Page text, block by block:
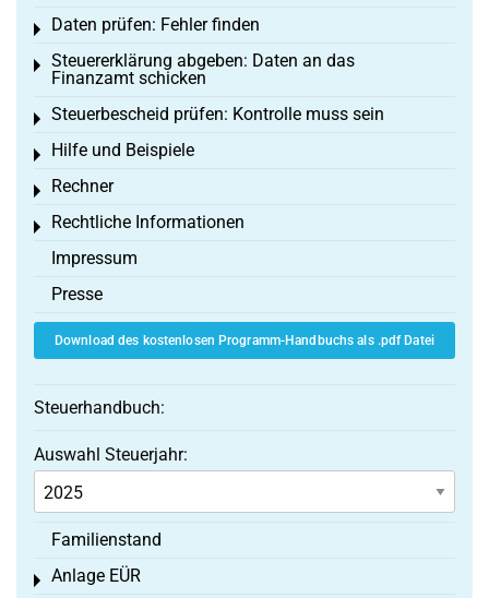
Daten prüfen: Fehler finden
Toggle menu
Steuererklärung abgeben: Daten an das
Finanzamt schicken
Toggle menu
Steuerbescheid prüfen: Kontrolle muss sein
Toggle menu
Hilfe und Beispiele
Toggle menu
Rechner
Toggle menu
Rechtliche Informationen
Toggle menu
Impressum
Presse
Download des kostenlosen Programm-Handbuchs als .pdf Datei
Steuerhandbuch:
Auswahl Steuerjahr:
Familienstand
Anlage EÜR
Toggle menu